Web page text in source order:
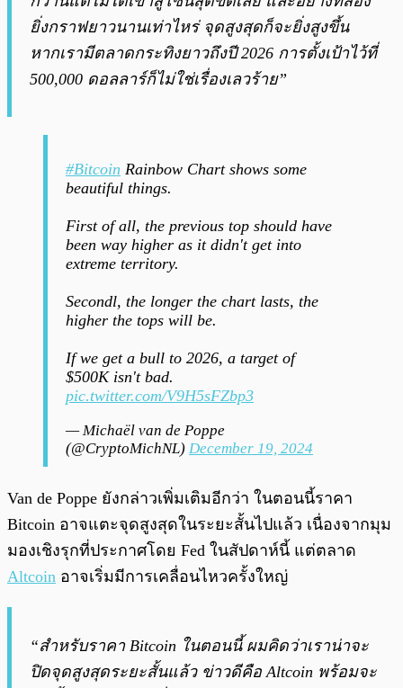
ยิ่งกราฟยาวนานเท่าไหร่ จุดสูงสุดก็จะยิ่งสูงขึ้น
หากเรามีตลาดกระทิงยาวถึงปี 2026 การตั้งเป้าไว้ที่
500,000 ดอลลาร์ก็ไม่ใช่เรื่องเลวร้าย”
#Bitcoin Rainbow Chart shows some
beautiful things.
First of all, the previous top should have
been way higher as it didn't get into
extreme territory.
Secondl, the longer the chart lasts, the
higher the tops will be.
If we get a bull to 2026, a target of
$500K isn't bad.
pic.twitter.com/V9H5sFZbp3
— Michaël van de Poppe
(@CryptoMichNL) December 19, 2024
Van de Poppe ยังกล่าวเพิ่มเติมอีกว่า ในตอนนี้ราคา
Bitcoin อาจแตะจุดสูงสุดในระยะสั้นไปแล้ว เนื่องจากมุม
มองเชิงรุกที่ประกาศโดย Fed ในสัปดาห์นี้ แต่ตลาด
Altcoin อาจเริ่มมีการเคลื่อนไหวครั้งใหญ่
“สำหรับราคา Bitcoin ในตอนนี้ ผมคิดว่าเราน่าจะ
ปิดจุดสูงสุดระยะสั้นแล้ว ข่าวดีคือ Altcoin พร้อมจะ